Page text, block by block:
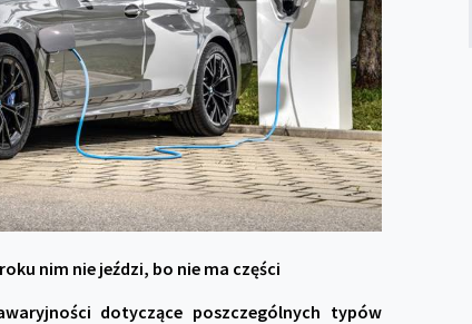
nim nie jeździ, bo nie ma części
dotyczące poszczególnych typów